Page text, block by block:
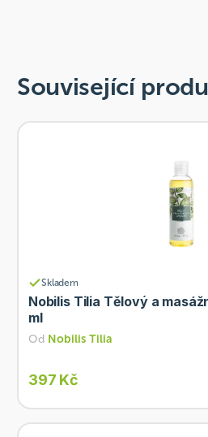
Související
Skladem
Nobilis Tilia Tělový a
ml
Od Nobilis Tilia
397 Kč